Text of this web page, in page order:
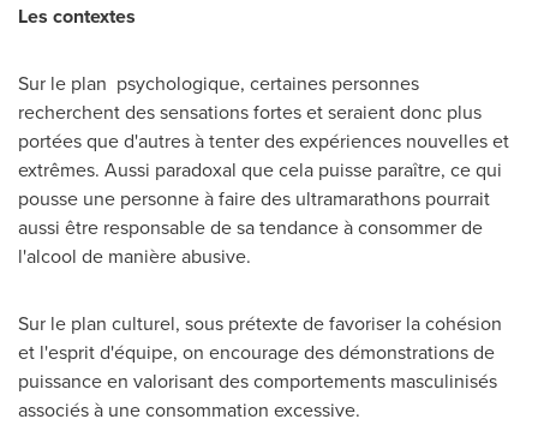
Les contextes
Sur le plan psychologique, certaines personnes
recherchent des sensations fortes et seraient donc plus
portées que d'autres à tenter des expériences nouvelles et
extrêmes. Aussi paradoxal que cela puisse paraître, ce qui
pousse une personne à faire des ultramarathons pourrait
aussi être responsable de sa tendance à consommer de
l'alcool de manière abusive.
Sur le plan culturel, sous prétexte de favoriser la cohésion
et l'esprit d'équipe, on encourage des démonstrations de
puissance en valorisant des comportements masculinisés
associés à une consommation excessive.